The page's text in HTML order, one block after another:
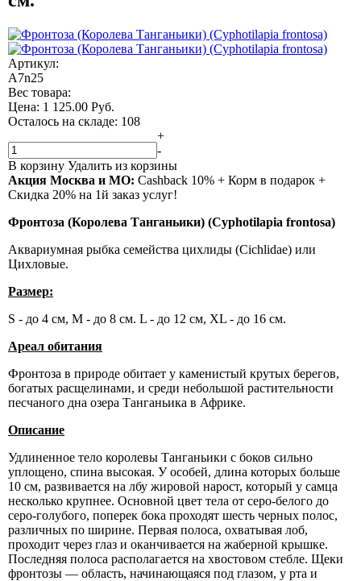
Артикул:
A7n25
Вес товара:
Цена: 1 125.00 Руб.
Осталось на складе: 108
+
-
В корзину Удалить из корзины
Акция Москва и МО: Сashback 10% + Корм в подарок +
Скидка 20% на 1й заказ услуг!
Фронтоза (Королева Танганьики) (Cyphotilapia frontosa)
Аквариумная рыбка семейства цихлиды (Cichlidae) или
Цихловые.
Размер:
S - до 4 см, M - до 8 см. L - до 12 см, XL - до 16 см.
Ареал обитания
Фронтоза в природе обитает у каменистый крутых берегов,
богатых расщелинами, и среди небольшой растительности
песчаного дна озера Танганьика в Африке.
Описание
Удлиненное тело королевы Танганьики с боков сильно
уплощено, спина высокая. У особей, длина которых больше
10 см, развивается на лбу жировой нарост, который у самца
несколько крупнее. Основной цвет тела от серо-белого до
серо-голубого, поперек бока проходят шесть черных полос,
различных по ширине. Первая полоса, охватывая лоб,
проходит через глаз и оканчивается на жаберной крышке.
Последняя полоса располагается на хвостовом стебле. Щеки
фронтозы — область, начинающаяся под глазом, у рта и